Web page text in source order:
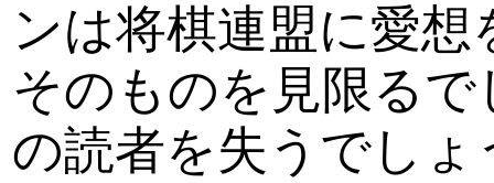
ンは将棋連盟に愛
そのものを見限る
の読者を失うでし